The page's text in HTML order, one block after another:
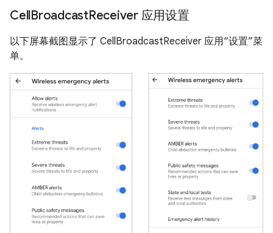
CellBroadcastReceiver 应用设置
以下屏幕截图显示了 CellBroadcastReceiver 应用“设置”菜
单。